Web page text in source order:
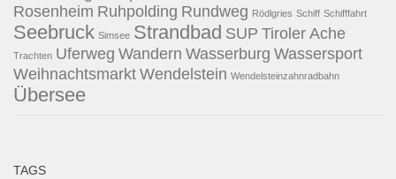
Rosenheim Ruhpolding Rundweg Rödlgries Schiff Schifffahrt
Seebruck Simsee Strandbad SUP Tiroler Ache
Trachten Uferweg Wandern Wasserburg Wassersport
Weihnachtsmarkt Wendelstein Wendelsteinzahnradbahn
Übersee
TAGS